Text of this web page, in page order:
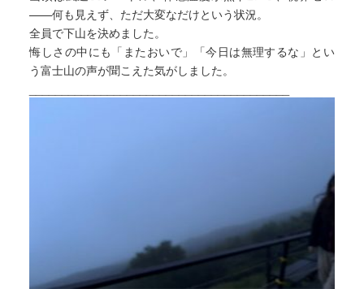
——何も見えず、ただ大変なだけという状況。
全員で下山を決めました。
悔しさの中にも「またおいで」「今日は無理するな」とい
う富士山の声が聞こえた気がしました。